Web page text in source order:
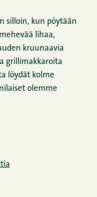
silloin, kun pöytään
lihaa,
kruunaavia
grillimakkaroita
löydät kolme
olemme